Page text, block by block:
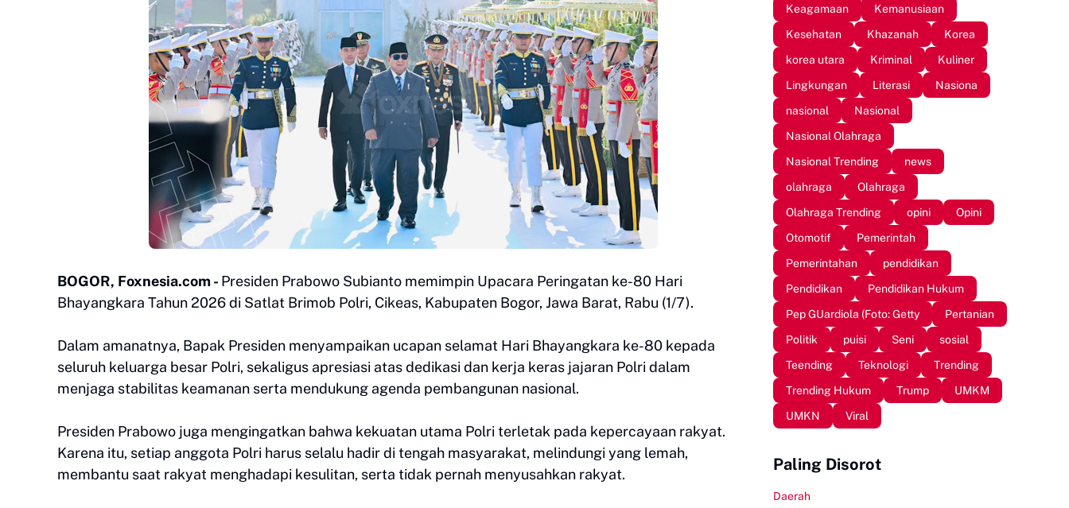
BOGOR, Foxnesia.com - Presiden Prabowo Subianto memimpin Upacara Peringatan ke-80 Hari
Bhayangkara Tahun 2026 di Satlat Brimob Polri, Cikeas, Kabupaten Bogor, Jawa Barat, Rabu (1/7).
Dalam amanatnya, Bapak Presiden menyampaikan ucapan selamat Hari Bhayangkara ke-80 kepada
seluruh keluarga besar Polri, sekaligus apresiasi atas dedikasi dan kerja keras jajaran Polri dalam
menjaga stabilitas keamanan serta mendukung agenda pembangunan nasional.
Presiden Prabowo juga mengingatkan bahwa kekuatan utama Polri terletak pada kepercayaan rakyat.
Karena itu, setiap anggota Polri harus selalu hadir di tengah masyarakat, melindungi yang lemah,
membantu saat rakyat menghadapi kesulitan, serta tidak pernah menyusahkan rakyat.
Keagamaan
Kemanusiaan
Kesehatan
Khazanah
Korea
korea utara
Kriminal
Kuliner
Lingkungan
Literasi
Nasiona
nasional
Nasional
Nasional Olahraga
Nasional Trending
news
olahraga
Olahraga
Olahraga Trending
opini
Opini
Otomotif
Pemerintah
Pemerintahan
pendidikan
Pendidikan
Pendidikan Hukum
Pep GUardiola (Foto: Getty
Pertanian
Politik
puisi Seni
sosial
Teending
Teknologi
Trending
Trending Hukum
Trump
UMKM
UMKN
Viral
Paling Disorot
Daerah